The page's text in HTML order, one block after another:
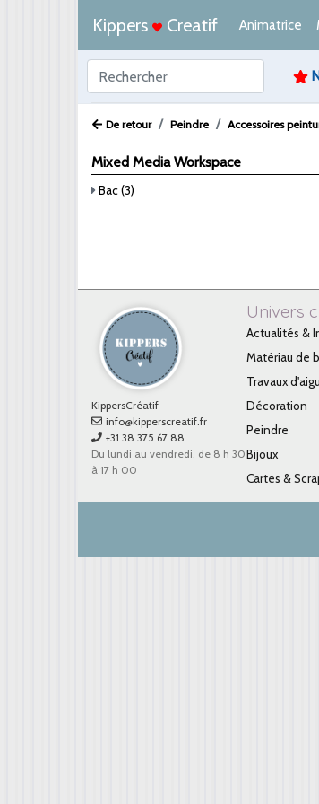
Kippers Creatif Animatrice
De retour Peindre Accessoires
Mixed Media Workspace
Bac (3)
KippersCréatif
info@kipperscreatif.fr
+31 38 375 67 88
Du lundi au vendredi, de 8 h 30
à 17 h 00
Univers
Actualités &
Matériau de
Travaux
Décoration
Peindre
Bijoux
Cartes &